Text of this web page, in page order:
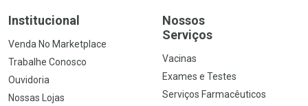
Institucional
Venda No Marketplace
Trabalhe Conosco
Ouvidoria
Nossas Lojas
Nossos
Serviços
Vacinas
Exames e Testes
Serviços Farmacêuticos